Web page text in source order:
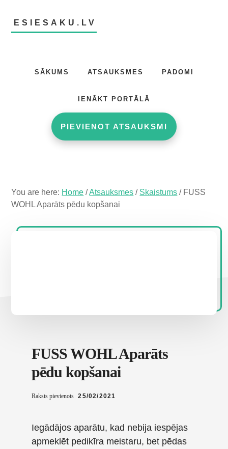
main
primary
footerESIESAKU.LV
SĀKUMS ATSAUKSMES PADOMI
IENĀKT PORTĀLĀ
PIEVIENOT ATSAUKSMI
You are here: Home /Atsauksmes / Skaistums /FUSS
WOHL Aparāts pēdu kopšanai
FUSS WOHL Aparāts
pēdu kopšanai
Raksts pievienots 25/02/2021
Iegādājos aparātu, kad nebija iespējas
apmeklēt pedikīra meistaru, bet pēdas